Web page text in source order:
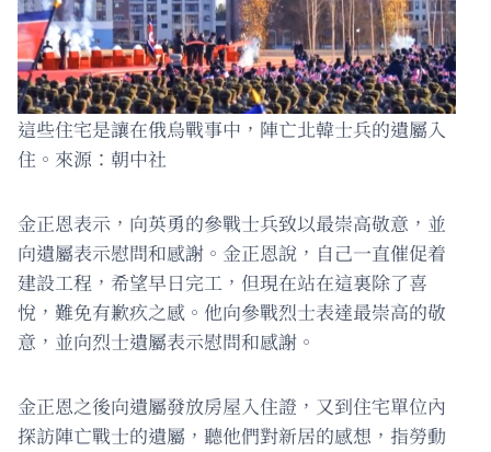
這些住宅是讓在俄烏戰事中，陣亡北韓士兵的遺屬入
住。來源：朝中社
金正恩表示，向英勇的參戰士兵致以最崇高敬意，並
向遺屬表示慰問和感謝。金正恩說，自己一直催促着
建設工程，希望早日完工，但現在站在這裏除了喜
悅，難免有歉疚之感。他向參戰烈士表達最崇高的敬
意，並向烈士遺屬表示慰問和感謝。
金正恩之後向遺屬發放房屋入住證，又到住宅單位內
探訪陣亡戰士的遺屬，聽他們對新居的感想，指勞動